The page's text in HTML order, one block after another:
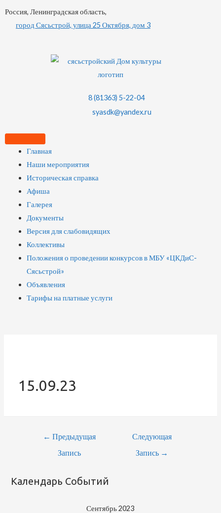
Россия, Ленинградская область,
город Сясьстрой, улица 25 Октября, дом 3
8 (81363) 5-22-04
syasdk@yandex.ru
Главная
Наши мероприятия
Историческая справка
Афиша
Галерея
Документы
Версия для слабовидящих
Коллективы
Положения о проведении конкурсов в МБУ «ЦКДиС-
Сясьстрой»
Объявления
Тарифы на платные услуги
15.09.23
← Предыдущая
Запись
Следующая
Запись →
Календарь Событий
Сентябрь 2023